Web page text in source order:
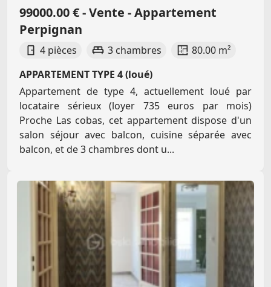
99000.00 € - Vente - Appartement
Perpignan
4 pièces 3 chambres
80.00 m²
APPARTEMENT TYPE 4 (loué)
Appartement de type 4, actuellement loué par
locataire sérieux (loyer 735 euros par mois)
Proche Las cobas, cet appartement dispose d'un
salon séjour avec balcon, cuisine séparée avec
balcon, et de 3 chambres dont u...